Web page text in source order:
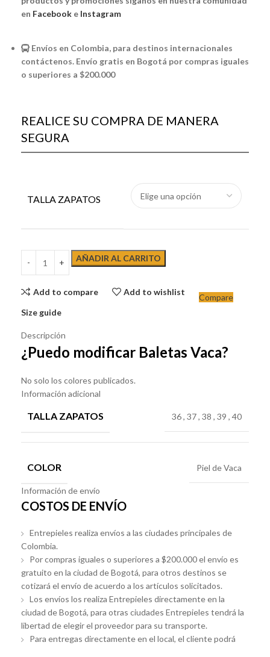
en Facebook e Instagram
Envíos en Colombia, para destinos internacionales
contáctenos. Envío gratis en Bogotá por compras iguales
o superiores a $200.000
REALICE SU COMPRA DE MANERA
SEGURA
TALLA ZAPATOS
AÑADIR AL CARRITO
Add to compare Add to wishlist
Compare
Size guide
Descripción
¿Puedo modificar Baletas Vaca?
No solo los colores publicados.
Información adicional
TALLA ZAPATOS 36, 37, 38 , 39 , 40
COLOR Piel de Vaca
Información de envío
COSTOS DE ENVÍO
Entrepieles realiza envíos a las ciudades principales de
Colombia.
Por compras iguales o superiores a $200.000 el envío es
gratuito en la ciudad de Bogotá, para otros destinos se
cotizará el envío de acuerdo a los artículos solicitados.
Los envíos los realiza Entrepieles directamente en la
ciudad de Bogotá, para otras ciudades Entrepieles tendrá la
libertad de elegir el proveedor para su transporte.
Para entregas directamente en el local, el cliente podrá